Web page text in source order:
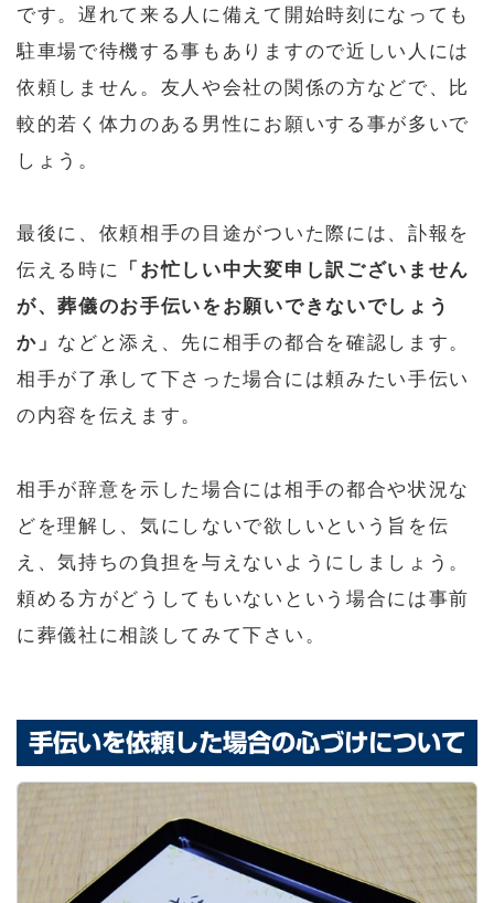
です。遅れて来る人に備えて開始時刻になっても
駐車場で待機する事もありますので近しい人には
依頼しません。友人や会社の関係の方などで、比
較的若く体力のある男性にお願いする事が多いで
しょう。
最後に、依頼相手の目途がついた際には、訃報を
伝える時に
「お忙しい中大変申し訳ございません
が、葬儀のお手伝いをお願いできないでしょう
か」 などと添え、先に相手の都合を確認します。
相手が了承して下さった場合には頼みたい手伝い
の内容を伝えます。
相手が辞意を示した場合には相手の都合や状況な
どを理解し、気にしないで欲しいという旨を伝
え、気持ちの負担を与えないようにしましょう。
頼める方がどうしてもいないという場合には事前
に葬儀社に相談してみて下さい。
手伝いを依頼した場合の心づけについて